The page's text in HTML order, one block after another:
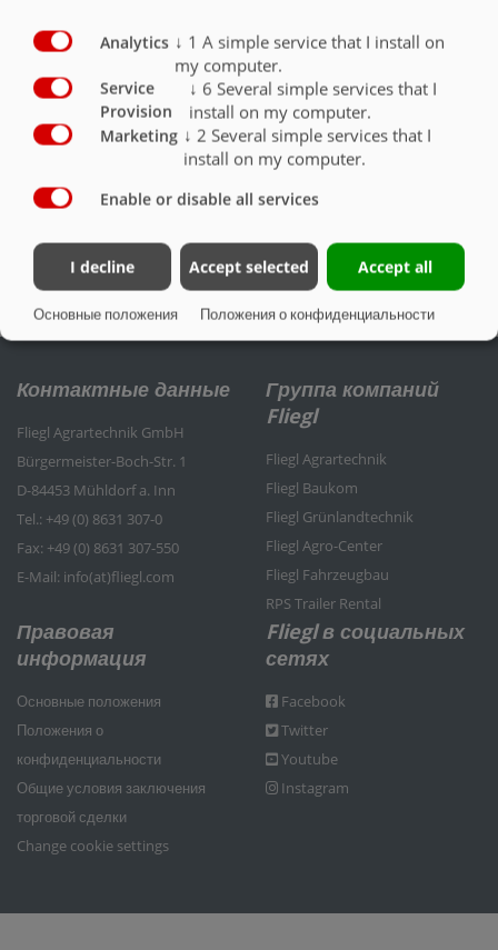
ПРИЦЕПНОЕ УСТРОЙСТВО
Контактные данные
Fliegl Agrartechnik GmbH
Bürgermeister-Boch-Str. 1
D-84453 Mühldorf a. Inn
Tel.: +49 (0) 8631 307-0
Fax: +49 (0) 8631 307-550
E-Mail: info(at)fliegl.com
Группа компаний
Fliegl
Fliegl Agrartechnik
Fliegl Baukom
Fliegl Grünlandtechnik
Fliegl Agro-Center
Fliegl Fahrzeugbau
RPS Trailer Rental
Правовая
информация
Основные положения
Положения о
конфиденциальности
Общие условия заключения
торговой сделки
Change cookie settings
Fliegl в социальных
сетях
Facebook
Twitter
Youtube
Instagram
Analytics ↓ 1 A simple service that I install on
my computer.
Service
Provision
↓ 6 Several simple services that I
install on my computer.
Marketing ↓ 2 Several simple services that I
install on my computer.
Enable or disable all services
I decline Accept selected Accept all
Основные положения Положения о конфиденциальности